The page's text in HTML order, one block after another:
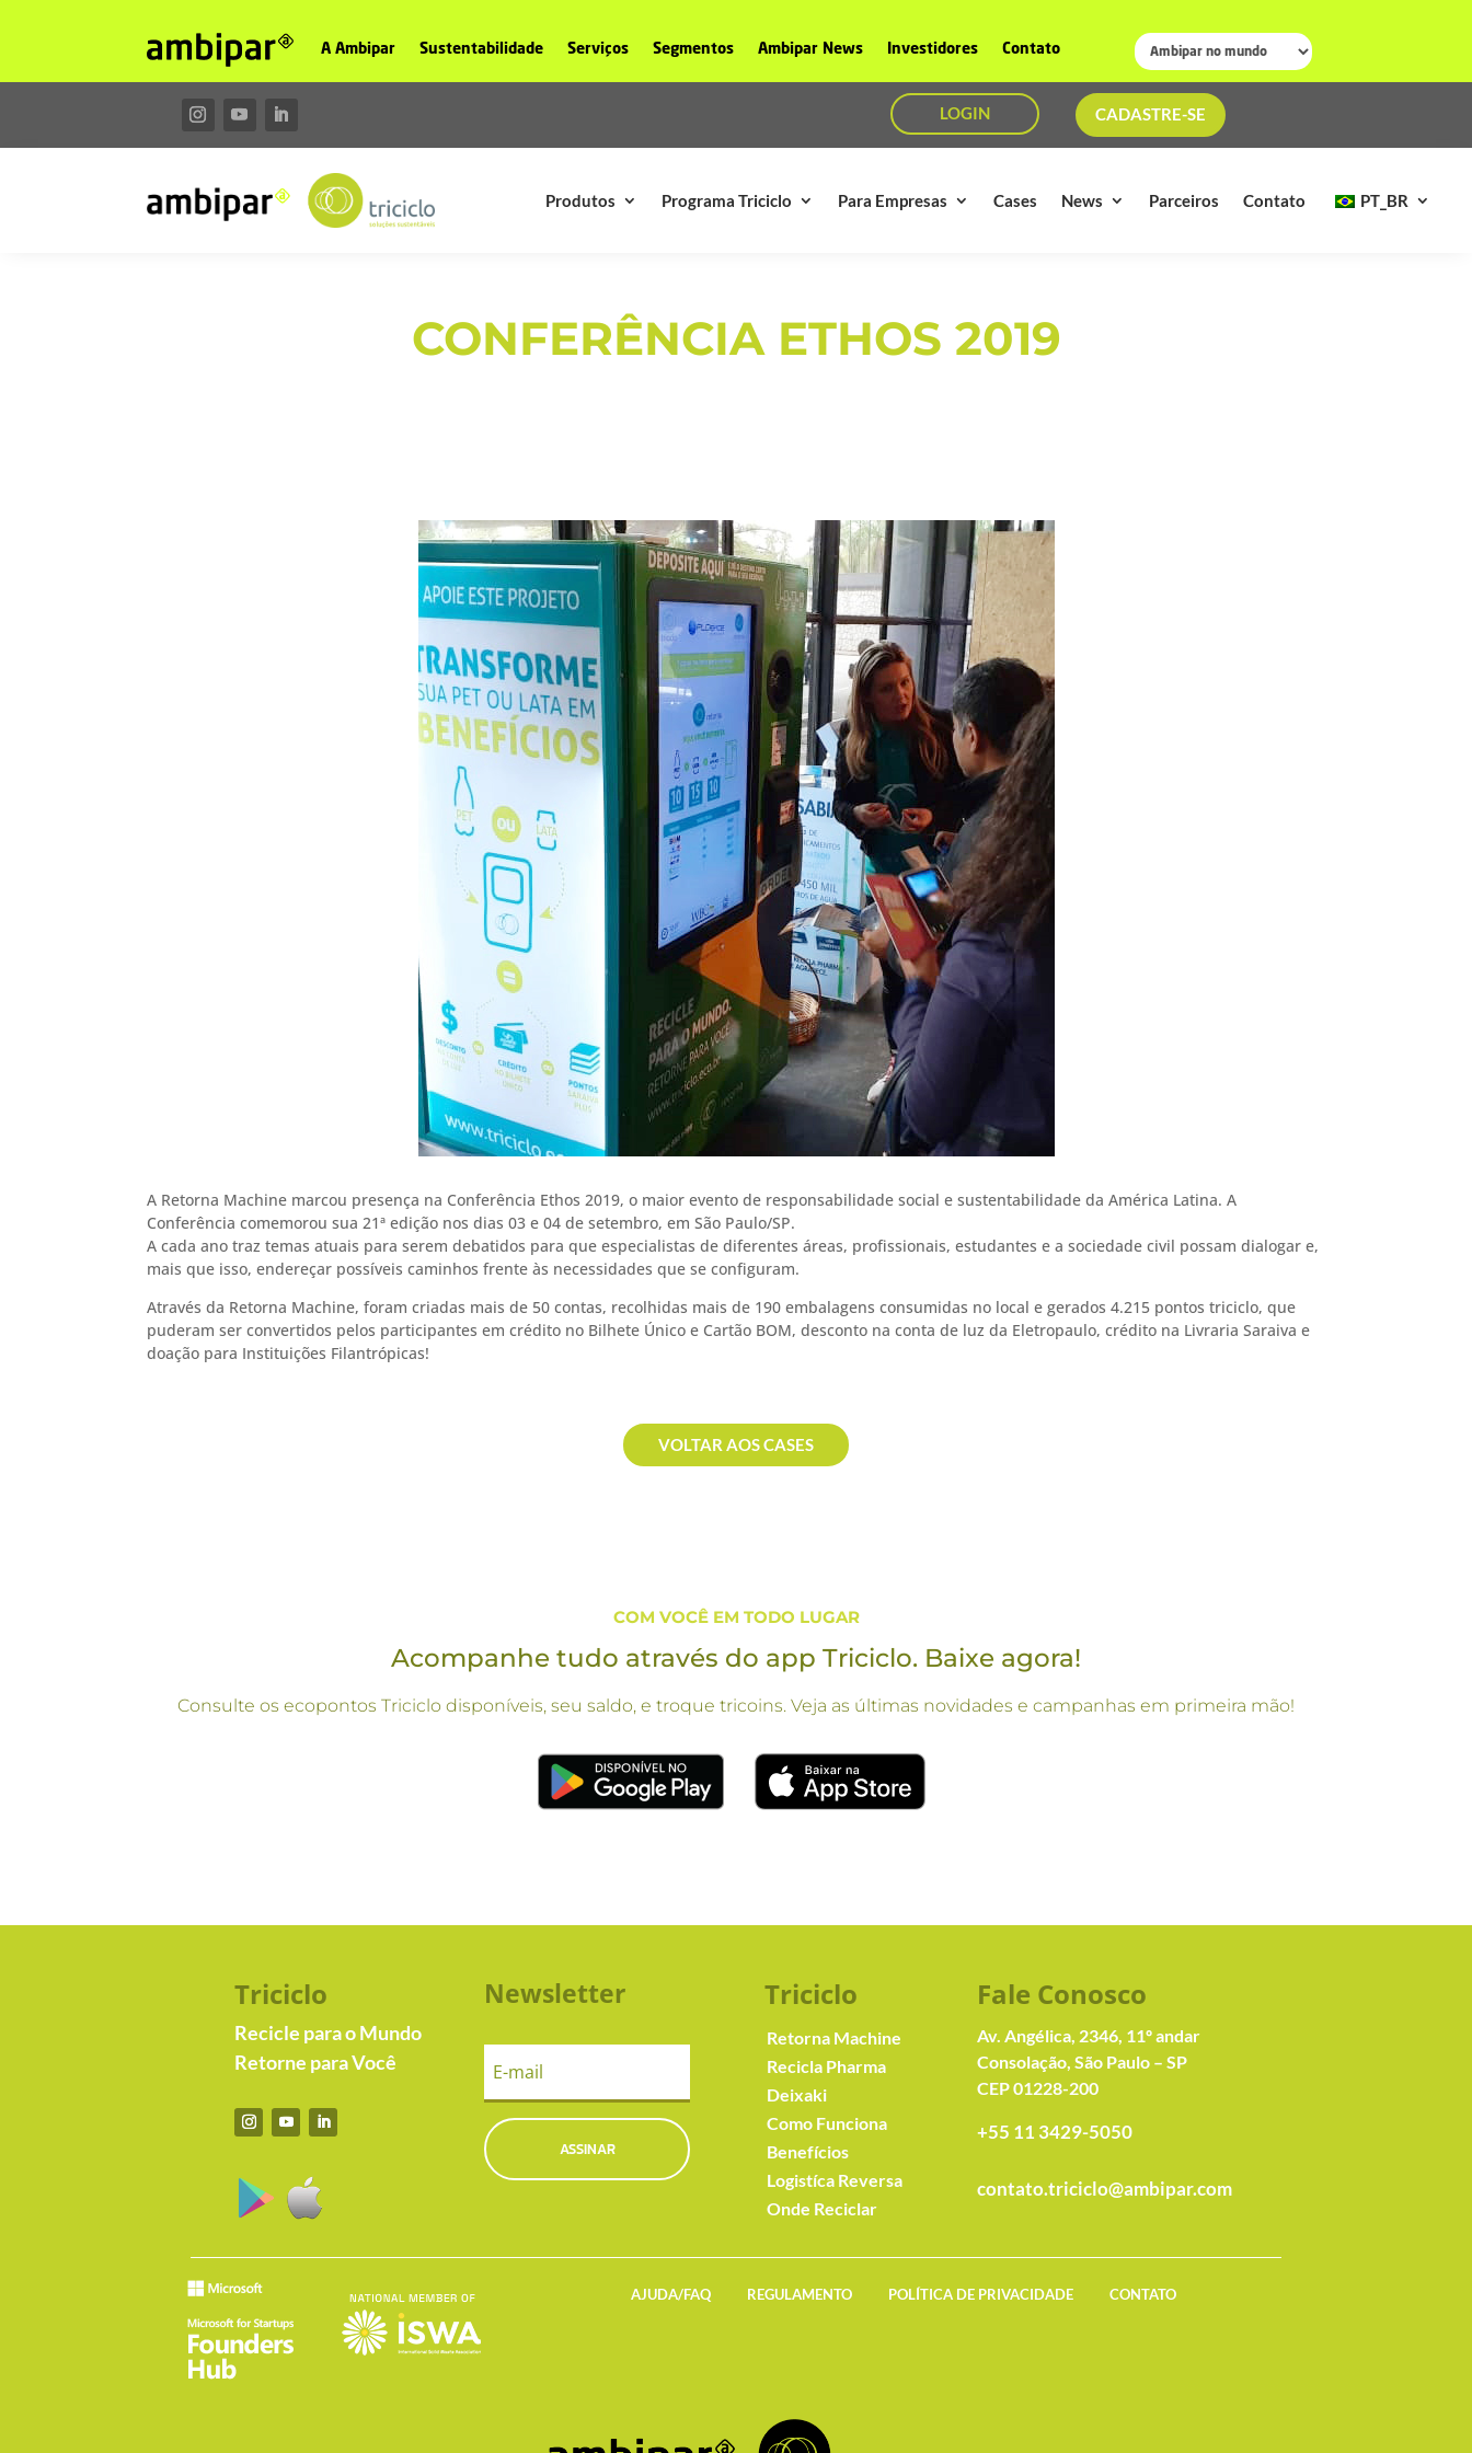
A Ambipar Sustentabilidade Serviços Segmentos Ambipar News Investidores Contato
LOGIN CADASTRE-SE
Produtos Programa Triciclo Para Empresas Cases News Parceiros Contato PT_BR
CONFERÊNCIA ETHOS 2019
A Retorna Machine marcou presença na Conferência Ethos 2019, o maior evento de responsabilidade social e sustentabilidade da América Latina. A
Conferência comemorou sua 21ª edição nos dias 03 e 04 de setembro, em São Paulo/SP.
A cada ano traz temas atuais para serem debatidos para que especialistas de diferentes áreas, profissionais, estudantes e a sociedade civil possam dialogar e,
mais que isso, endereçar possíveis caminhos frente às necessidades que se configuram.
Através da Retorna Machine, foram criadas mais de 50 contas, recolhidas mais de 190 embalagens consumidas no local e gerados 4.215 pontos triciclo, que
puderam ser convertidos pelos participantes em crédito no Bilhete Único e Cartão BOM, desconto na conta de luz da Eletropaulo, crédito na Livraria Saraiva e
doação para Instituições Filantrópicas!
VOLTAR AOS CASES
COM VOCÊ EM TODO LUGAR
Acompanhe tudo através do app Triciclo. Baixe agora!
Consulte os ecopontos Triciclo disponíveis, seu saldo, e troque tricoins. Veja as últimas novidades e campanhas em primeira mão!
Triciclo
Recicle para o Mundo
Retorne para Você
Newsletter
ASSINAR
Triciclo
Retorna Machine
Recicla Pharma
Deixaki
Como Funciona
Benefícios
Logistíca Reversa
Onde Reciclar
Fale Conosco
Av. Angélica, 2346, 11º andar
Consolação, São Paulo – SP
CEP 01228-200
+55 11 3429-5050
contato.triciclo@ambipar.com
AJUDA/FAQ REGULAMENTO POLÍTICA DE PRIVACIDADE CONTATO